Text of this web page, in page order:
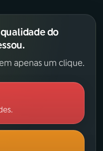
do
apenas um clique.